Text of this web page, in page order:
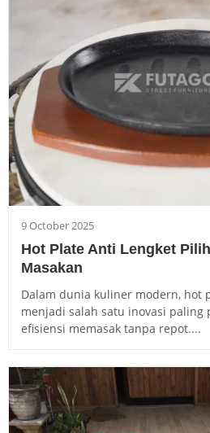
9 October 2025
Hot Plate Anti Lengket
Masakan
Dalam dunia kuliner modern, hot
menjadi salah satu inovasi paling
efisiensi memasak tanpa repot....